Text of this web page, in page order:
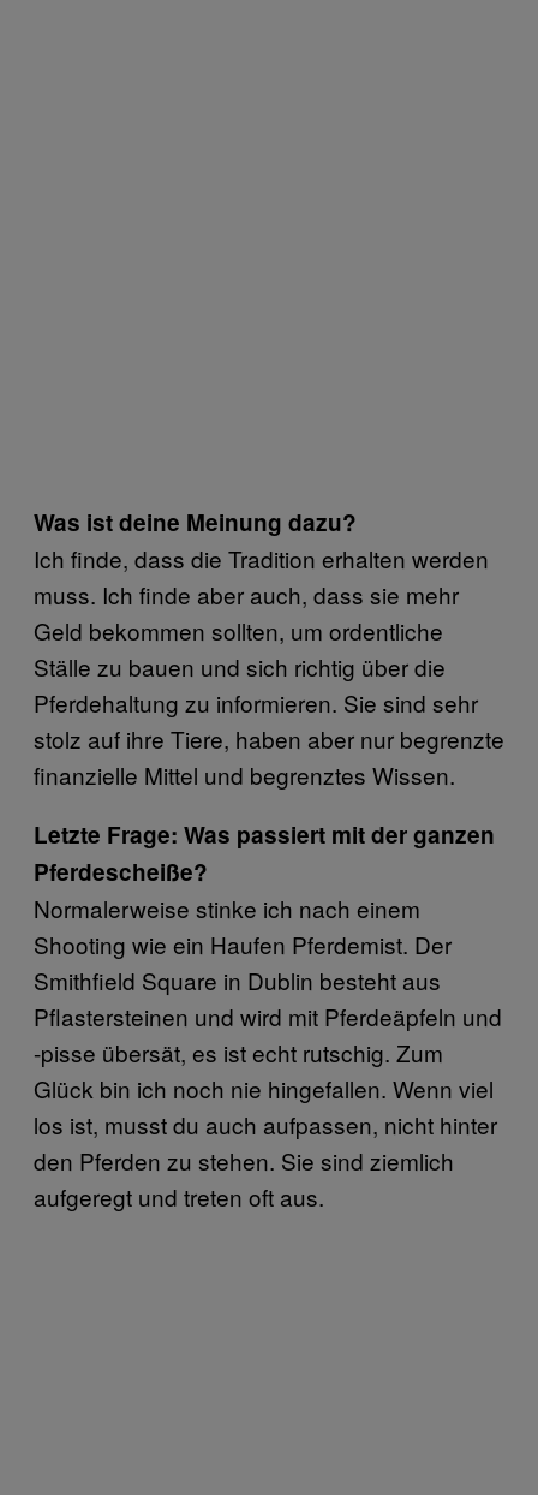
Was ist deine Meinung dazu?
Ich finde, dass die Tradition erhalten werden
muss. Ich finde aber auch, dass sie mehr
Geld bekommen sollten, um ordentliche
Ställe zu bauen und sich richtig über die
Pferdehaltung zu informieren. Sie sind sehr
stolz auf ihre Tiere, haben aber nur begrenzte
finanzielle Mittel und begrenztes Wissen.
Letzte Frage: Was passiert mit der ganzen
Pferdescheiße?
Normalerweise stinke ich nach einem
Shooting wie ein Haufen Pferdemist. Der
Smithfield Square in Dublin besteht aus
Pflastersteinen und wird mit Pferdeäpfeln und
-pisse übersät, es ist echt rutschig. Zum
Glück bin ich noch nie hingefallen. Wenn viel
los ist, musst du auch aufpassen, nicht hinter
den Pferden zu stehen. Sie sind ziemlich
aufgeregt und treten oft aus.